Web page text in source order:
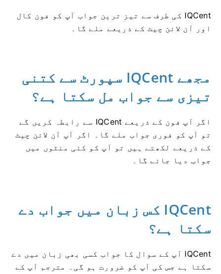
IQCent کی طرف سے تیز ترین جواب آپ کو فون کال
اور آن لائن چیٹ کے ذریعے ملے گا۔
مجھے IQCent سپورٹ سے کتنی
تیزی سے جواب مل سکتا ہے؟
اگر آپ فون کے ذریعے IQCent سے رابطہ کریں گے
تو آپ کو فوری جواب ملے گا۔
اگر آپ آن لائن چیٹ
کے ذریعے لکھتے ہیں تو آپ کو کئی منٹوں میں
جواب دیا جائے گا۔
IQCent کس زبان میں جواب دے
سکتا ہے؟
IQCent آپ کے سوال کا جواب کسی بھی زبان میں دے
سکتا ہے جس کی آپ کو ضرورت ہو گی۔ مترجم آپ کے